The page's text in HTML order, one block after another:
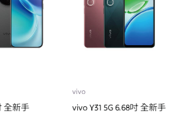
全新手
vivo
vivo Y31 5G 6.68吋 全新手